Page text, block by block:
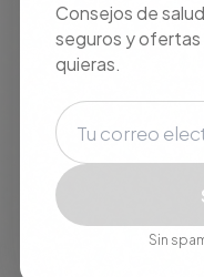
Consejos de
seguros y ofertas
quieras.
Correo
Sin